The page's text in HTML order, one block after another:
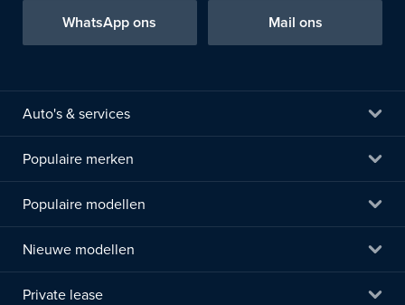
WhatsApp ons Mail ons
Auto's & services
Populaire merken
Populaire modellen
Nieuwe modellen
Private lease